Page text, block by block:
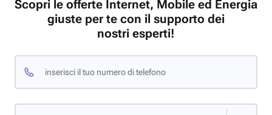
Scopri le offerte Internet, Mobile ed Energia
giuste per te con il supporto dei
nostri esperti!
inserisci il tuo numero di telefono